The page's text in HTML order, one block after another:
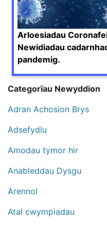
Arloesiadau
Newidiadau
pandemig.
Categorïau Newyddion
Adran Achosion Brys
Adsefydlu
Amodau tymor hir
Anableddau Dysgu
Arennol
Atal cwympiadau